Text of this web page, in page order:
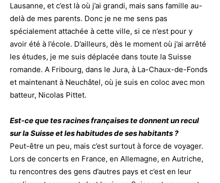
Lausanne, et c’est là où j’ai grandi, mais sans famille au-
delà de mes parents. Donc je ne me sens pas
spécialement attachée à cette ville, si ce n’est pour y
avoir été à l’école. D’ailleurs, dès le moment où j’ai arrêté
les études, je me suis déplacée dans toute la Suisse
romande. A Fribourg, dans le Jura, à La-Chaux-de-Fonds
et maintenant à Neuchâtel, où je suis en coloc avec mon
batteur, Nicolas Pittet.
Est-ce que tes racines françaises te donnent un recul
sur la Suisse et les habitudes de ses habitants ?
Peut-être un peu, mais c’est surtout à force de voyager.
Lors de concerts en France, en Allemagne, en Autriche,
tu rencontres des gens d’autres pays et c’est en leur